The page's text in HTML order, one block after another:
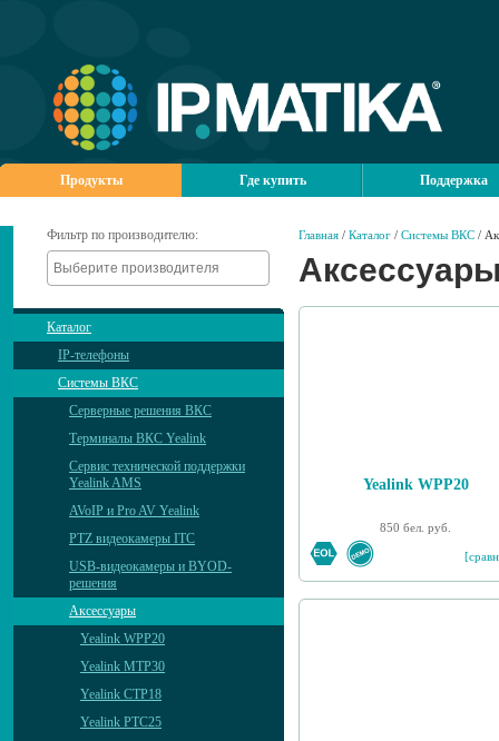
Продукты Где купить Поддержка
Фильтр по производителю:
Каталог
IP-телефоны
Системы ВКС
Серверные решения ВКС
Терминалы ВКС Yealink
Сервис технической поддержки
Yealink AMS
AVoIP и Pro AV Yealink
PTZ видеокамеры ITC
USB-видеокамеры и BYOD-
решения
Аксессуары
Yealink WPP20
Yealink MTP30
Yealink CTP18
Yealink PTC25
Главная / Каталог / Системы ВКС /
Yealink WPP20
850 бел. руб.